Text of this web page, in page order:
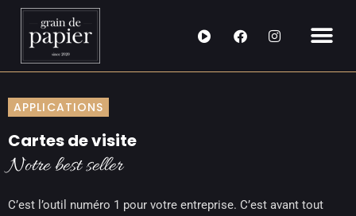
Aller
contenu
F
a
e
I
n
t
APPLICATIONS
Cartes de visite
Notre best seller
C’est l’outil numéro 1 pour votre entreprise. C’est avant tout